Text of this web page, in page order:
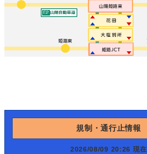
規制・通行止情報
2026/08/09 20:26 現在